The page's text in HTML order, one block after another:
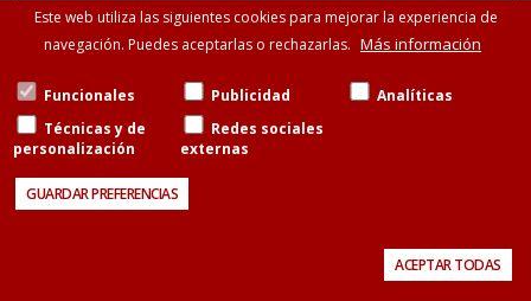
©Metges de CatalunyaConsell de Cent, 471-475, esc.B entresuelo, 08013
Barcelona 93 265 11 77 · 93 585 13 88
Este web utiliza las siguientes cookies para mejorar la experiencia de
navegación. Puedes aceptarlas o rechazarlas. Más información
Funcionales Publicidad
Analíticas
Técnicas y de
personalización
Redes sociales
externas
GUARDAR PREFERENCIAS
ACEPTAR TODAS